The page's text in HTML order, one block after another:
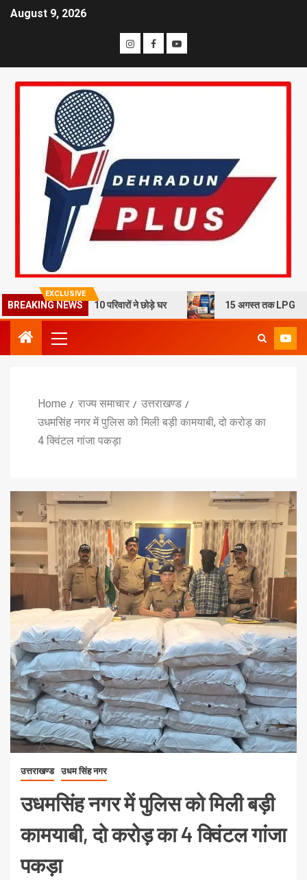
August 9, 2026
EXCLUSIVE
BREAKING NEWS
से दहशत, 10 परिवारों ने छोड़े घर 15 अगस्त तक LPG कनेक्शन की e-
Home राज्य समाचार
उत्तराखण्ड
उधमसिंह नगर में पुलिस को मिली बड़ी कामयाबी, दो करोड़ का
4 क्विंटल गांजा पकड़ा
उत्तराखण्ड उधम सिंह नगर
उधमसिंह नगर में पुलिस को मिली बड़ी
कामयाबी, दो करोड़ का 4 क्विंटल गांजा
पकड़ा